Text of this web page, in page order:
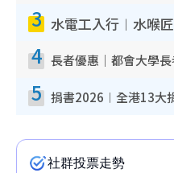
3 水電工入行︱水喉
4 長者優惠｜都會大學
5 捐書2026︱全港13大